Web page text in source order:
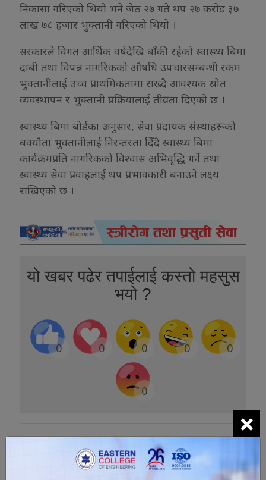
निकासा गरिएको थियो भने जेठ २७ गते थप २७ करोड ३७
लाख ७८ हजार भुक्तानी गरिएको थियो ।
सरकारले विगत आर्थिक वर्षदेखि बाँकी रहेको स्वास्थ्य बिमा
दाबी तथा विपन्न नागरिकको औषधि उपचारसम्बन्धी रकम
भुक्तानीलाई उच्च प्राथमिकतामा राख्दै आवश्यक स्रोत
व्यवस्थापन र भुक्तानी प्रक्रियालाई तीव्रता दिएको छ ।
स्वास्थ्य बिमा बोर्डका अनुसार, सेवा प्रदायक संस्थाहरूको
बक्यौता भुक्तानीलाई निरन्तरता दिँदै स्वास्थ्य बिमा
कार्यक्रमप्रति नागरिकको विश्वास अभिवृद्धि गर्ने तथा
स्वास्थ्य सेवा प्रवाहलाई थप प्रभावकारी बनाउने लक्ष्य
राखिएको छ ।
यो खबर पढेर तपाईलाई कस्तो महसुस
भयो ?
0 0 0 0 0
0
×